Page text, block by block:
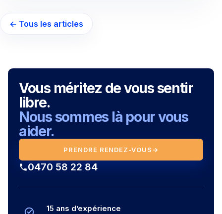
← Tous les articles
Vous méritez de vous sentir
libre.
Nous sommes là pour vous
aider.
PRENDRE RENDEZ-VOUS→
0470 58 22 84
15 ans d’expérience